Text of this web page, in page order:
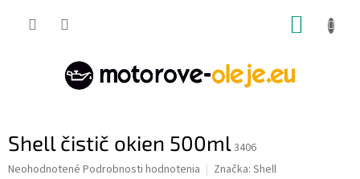
Shell čistič okien 500ml3406
Priemerné
Neohodnotené Podrobnosti hodnotenia Značka: Shell